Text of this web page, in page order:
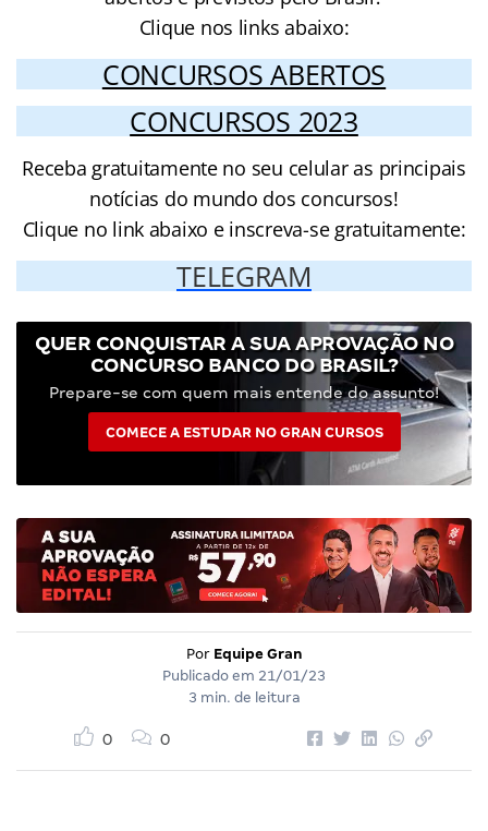
Clique nos links abaixo:
CONCURSOS ABERTOS
CONCURSOS 2023
Receba gratuitamente no seu celular as principais
notícias do mundo dos concursos!
Clique no link abaixo e inscreva-se gratuitamente:
TELEGRAM
QUER CONQUISTAR A SUA APROVAÇÃO NO
CONCURSO BANCO DO BRASIL?
Prepare-se com quem mais entende do assunto!
COMECE A ESTUDAR NO GRAN CURSOS
Por Equipe Gran
Publicado em 21/01/23
3 min. de leitura
0 0